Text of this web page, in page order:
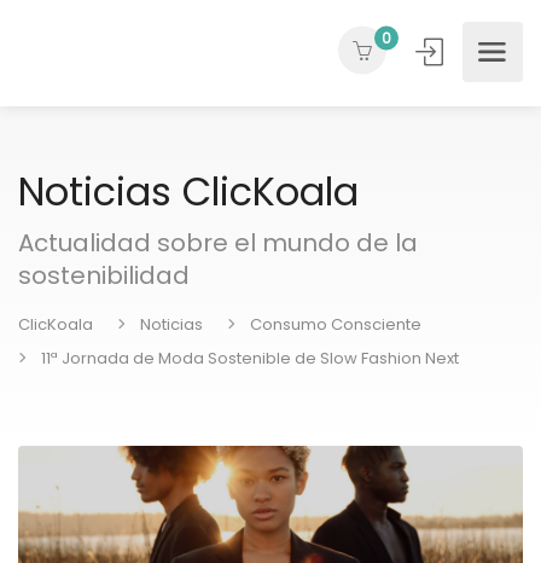
0
Noticias ClicKoala
Actualidad sobre el mundo de la
sostenibilidad
ClicKoala Noticias
Consumo Consciente
11ª Jornada de Moda Sostenible de Slow Fashion Next